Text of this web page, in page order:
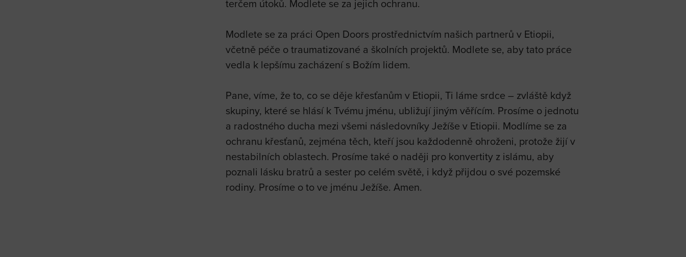
terčem útoků. Modlete se za jejich ochranu.
Modlete se za práci Open Doors prostřednictvím našich partnerů v Etiopii,
včetně péče o traumatizované a školních projektů. Modlete se, aby tato práce
vedla k lepšímu zacházení s Božím lidem.
Pane, víme, že to, co se děje křesťanům v Etiopii, Ti láme srdce – zvláště když
skupiny, které se hlásí k Tvému jménu, ubližují jiným věřícím. Prosíme o jednotu
a radostného ducha mezi všemi následovníky Ježíše v Etiopii. Modlíme se za
ochranu křesťanů, zejména těch, kteří jsou každodenně ohroženi, protože žijí v
nestabilních oblastech. Prosíme také o naději pro konvertity z islámu, aby
poznali lásku bratrů a sester po celém světě, i když přijdou o své pozemské
rodiny. Prosíme o to ve jménu Ježíše. Amen.